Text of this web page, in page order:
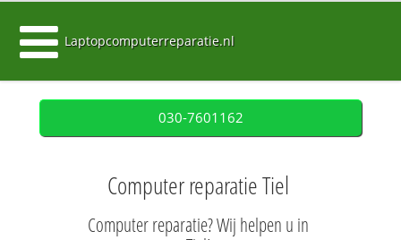
Laptopcomputerreparatie.nl
030-7601162
Computer reparatie Tiel
Computer reparatie? Wij helpen u in